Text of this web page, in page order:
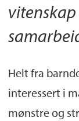
Helt fra
interessert i
mønstre og